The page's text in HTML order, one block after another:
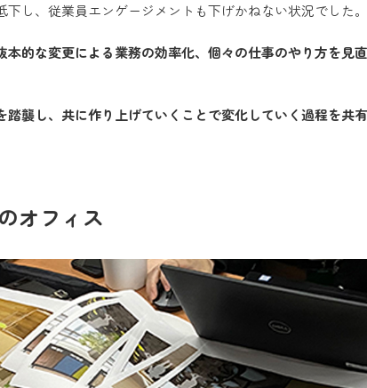
し、従業員エンゲージメントも下げかねない状況でした。
的な変更による業務の効率化、個々の仕事のやり方を
襲し、共に作り上げていくことで変化していく過程を共
オフィス